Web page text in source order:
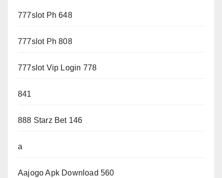
777slot Ph 648
777slot Ph 808
777slot Vip Login 778
841
888 Starz Bet 146
a
Aajogo Apk Download 560